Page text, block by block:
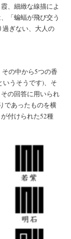
、細緻な線描によ
「蝙蝠が飛び交う
過ぎない、大人の
の中から5つの香
いうそうです)、そ
の回答に用いられ
であったものを横
付けられた52種